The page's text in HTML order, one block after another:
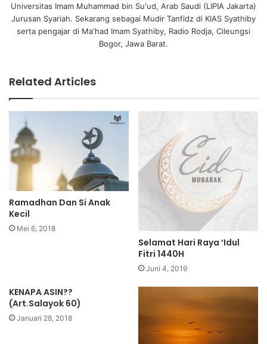
Universitas Imam Muhammad bin Su'ud, Arab Saudi (LIPIA Jakarta)
Jurusan Syariah. Sekarang sebagai Mudir Tanfidz di KIAS Syathiby
serta pengajar di Ma'had Imam Syathiby, Radio Rodja, Cileungsi
Bogor, Jawa Barat.
Related Articles
Ramadhan Dan Si Anak
Kecil
Mei 6, 2018
Selamat Hari Raya ‘Idul
Fitri 1440H
Juni 4, 2019
KENAPA ASIN??
(Art.Salayok 60)
Januari 28, 2018